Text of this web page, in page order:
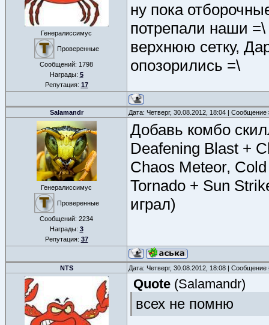
Генералиссимус
Проверенные
Сообщений: 1798
Награды: 5
Репутация: 17
ну пока
потрепали наши
верхнюю сетку,
опозорились =\
Salamandr Дата: Четверг, 30.08.2012, 18:04 |
Генералиссимус
Проверенные
Сообщений: 2234
Награды: 3
Репутация: 37
Добавь комбо
Deafening Blast +
Chaos Meteor,
Tornado + Sun
играл)
NTS Дата: Четверг, 30.08.2012, 18:08 |
Quote (Salamandr)
всех не помню